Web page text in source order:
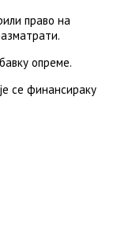
право на
опреме.
се финансираку